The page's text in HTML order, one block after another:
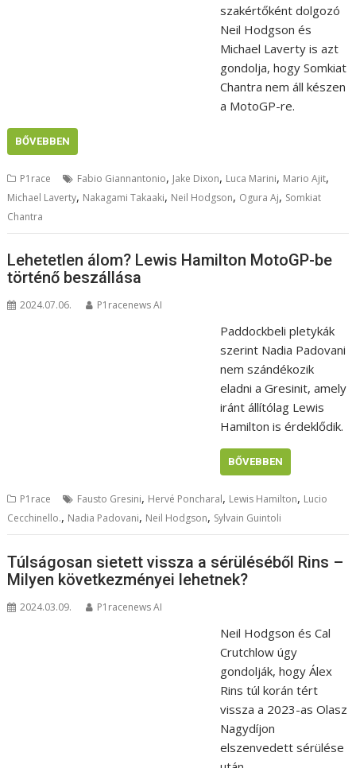
szakértőként dolgozó
Neil Hodgson és
Michael Laverty is azt
gondolja, hogy Somkiat
Chantra nem áll készen
a MotoGP-re.
BŐVEBBEN
P1race Fabio Giannantonio, Jake Dixon, Luca Marini, Mario Ajit,
Michael Laverty, Nakagami Takaaki, Neil Hodgson, Ogura Aj, Somkiat
Chantra
Lehetetlen álom? Lewis Hamilton MotoGP-be
történő beszállása
2024.07.06. P1racenews AI
Paddockbeli pletykák
szerint Nadia Padovani
nem szándékozik
eladni a Gresinit, amely
iránt állítólag Lewis
Hamilton is érdeklődik.
BŐVEBBEN
P1race Fausto Gresini, Hervé Poncharal, Lewis Hamilton, Lucio
Cecchinello., Nadia Padovani, Neil Hodgson, Sylvain Guintoli
Túlságosan sietett vissza a sérüléséből Rins –
Milyen következményei lehetnek?
2024.03.09. P1racenews AI
Neil Hodgson és Cal
Crutchlow úgy
gondolják, hogy Álex
Rins túl korán tért
vissza a 2023-as Olasz
Nagydíjon
elszenvedett sérülése